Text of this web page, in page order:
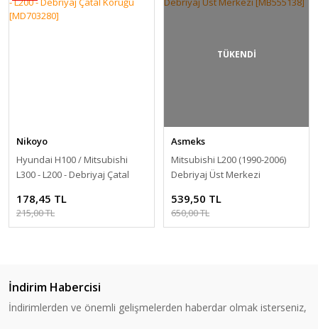
Nikoyo
Hyundai H100 / Mitsubishi
L300 - L200 - Debriyaj Çatal
178,45 TL
215,00 TL
TÜKENDİ
Asmeks
Mitsubishi L200 (1990-2006)
Debriyaj Üst Merkezi
539,50 TL
650,00 TL
İndirim Habercisi
İndirimlerden ve önemli gelişmelerden haberdar olmak isterseniz,